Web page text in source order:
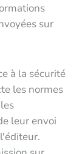
sur
à la sécurité
les normes
leur envoi